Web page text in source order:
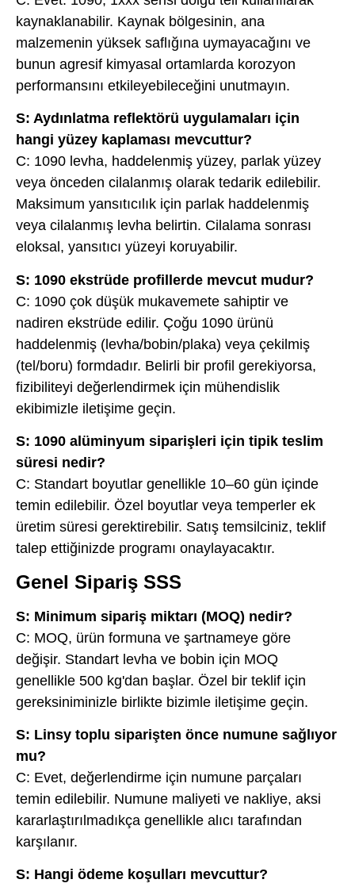
kaynaklanabilir. Kaynak bölgesinin, ana
malzemenin yüksek saflığına uymayacağını ve
bunun agresif kimyasal ortamlarda korozyon
performansını etkileyebileceğini unutmayın.
S: Aydınlatma reflektörü uygulamaları için
hangi yüzey kaplaması mevcuttur?
C: 1090 levha, haddelenmiş yüzey, parlak yüzey
veya önceden cilalanmış olarak tedarik edilebilir.
Maksimum yansıtıcılık için parlak haddelenmiş
veya cilalanmış levha belirtin. Cilalama sonrası
eloksal, yansıtıcı yüzeyi koruyabilir.
S: 1090 ekstrüde profillerde mevcut mudur?
C: 1090 çok düşük mukavemete sahiptir ve
nadiren ekstrüde edilir. Çoğu 1090 ürünü
haddelenmiş (levha/bobin/plaka) veya çekilmiş
(tel/boru) formdadır. Belirli bir profil gerekiyorsa,
fizibiliteyi değerlendirmek için mühendislik
ekibimizle iletişime geçin.
S: 1090 alüminyum siparişleri için tipik teslim
süresi nedir?
C: Standart boyutlar genellikle 10–60 gün içinde
temin edilebilir. Özel boyutlar veya temperler ek
üretim süresi gerektirebilir. Satış temsilciniz, teklif
talep ettiğinizde programı onaylayacaktır.
Genel Sipariş SSS
S: Minimum sipariş miktarı (MOQ) nedir?
C: MOQ, ürün formuna ve şartnameye göre
değişir. Standart levha ve bobin için MOQ
genellikle 500 kg'dan başlar. Özel bir teklif için
gereksiniminizle birlikte bizimle iletişime geçin.
S: Linsy toplu siparişten önce numune sağlıyor
mu?
C: Evet, değerlendirme için numune parçaları
temin edilebilir. Numune maliyeti ve nakliye, aksi
kararlaştırılmadıkça genellikle alıcı tarafından
karşılanır.
S: Hangi ödeme koşulları mevcuttur?